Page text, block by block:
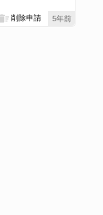
5年前
削除申請